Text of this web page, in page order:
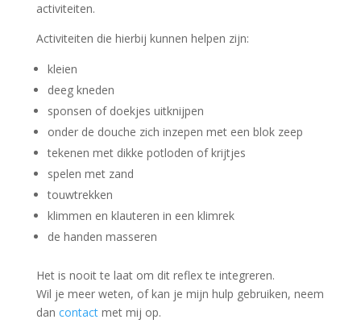
activiteiten.
Activiteiten die hierbij kunnen helpen zijn:
kleien
deeg kneden
sponsen of doekjes uitknijpen
onder de douche zich inzepen met een blok zeep
tekenen met dikke potloden of krijtjes
spelen met zand
touwtrekken
klimmen en klauteren in een klimrek
de handen masseren
Het is nooit te laat om dit reflex te integreren.
Wil je meer weten, of kan je mijn hulp gebruiken, neem
dan contactmet mij op.